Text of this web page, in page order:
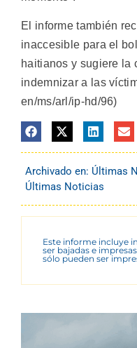
El informe también
inaccesible para el
haitianos y sugiere la
indemnizar a las
en/ms/arl/ip-hd/96)
Archivado en: Últimas
Últimas Noticias
Este informe incluye
ser bajadas e
sólo pueden ser